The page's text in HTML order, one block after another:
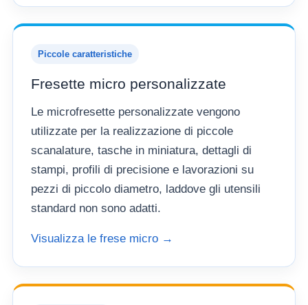
Piccole caratteristiche
Fresette micro personalizzate
Le microfresette personalizzate vengono
utilizzate per la realizzazione di piccole
scanalature, tasche in miniatura, dettagli di
stampi, profili di precisione e lavorazioni su
pezzi di piccolo diametro, laddove gli utensili
standard non sono adatti.
Visualizza le frese micro →